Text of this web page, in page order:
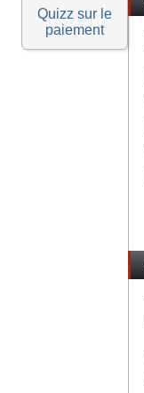
Quizz sur le
paiement